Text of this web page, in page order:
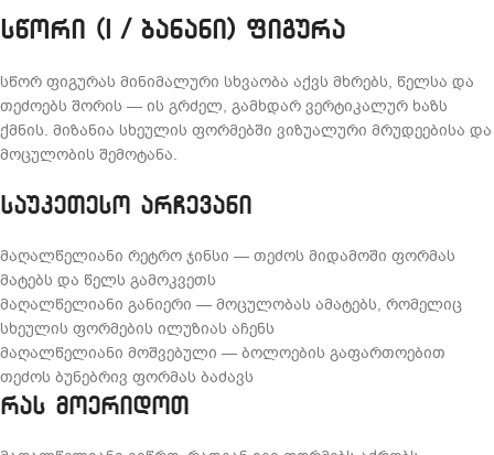
სწორი (I / ბანანი) ფიგურა
სწორ ფიგურას მინიმალური სხვაობა აქვს მხრებს, წელსა და
თეძოებს შორის — ის გრძელ, გამხდარ ვერტიკალურ ხაზს
ქმნის. მიზანია სხეულის ფორმებში ვიზუალური მრუდეებისა და
მოცულობის შემოტანა.
საუკეთესო არჩევანი
მაღალწელიანი რეტრო ჯინსი — თეძოს მიდამოში ფორმას
მატებს და წელს გამოკვეთს
მაღალწელიანი განიერი — მოცულობას ამატებს, რომელიც
სხეულის ფორმების ილუზიას აჩენს
მაღალწელიანი მოშვებული — ბოლოების გაფართოებით
თეძოს ბუნებრივ ფორმას ბაძავს
რას მოერიდოთ